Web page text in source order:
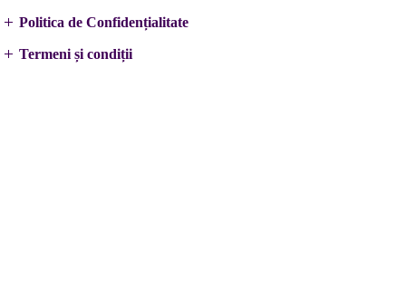
Politica de Confidențialitate
Termeni și condiții